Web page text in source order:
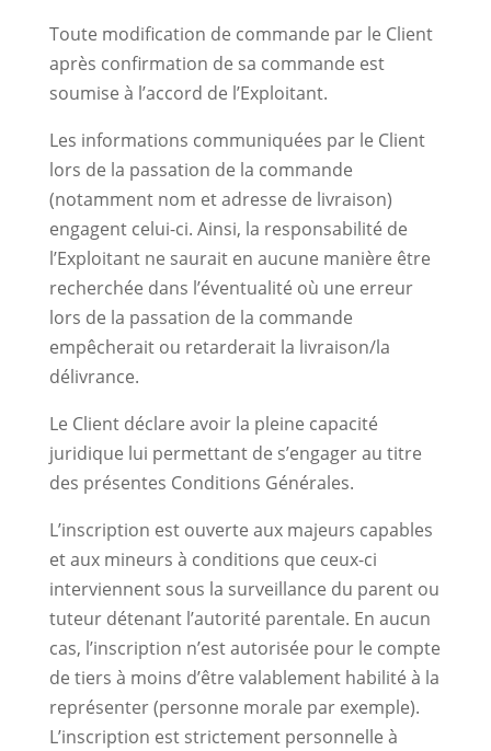
Toute modification de commande par le Client
après confirmation de sa commande est
soumise à l’accord de l’Exploitant.
Les informations communiquées par le Client
lors de la passation de la commande
(notamment nom et adresse de livraison)
engagent celui-ci. Ainsi, la responsabilité de
l’Exploitant ne saurait en aucune manière être
recherchée dans l’éventualité où une erreur
lors de la passation de la commande
empêcherait ou retarderait la livraison/la
délivrance.
Le Client déclare avoir la pleine capacité
juridique lui permettant de s’engager au titre
des présentes Conditions Générales.
L’inscription est ouverte aux majeurs capables
et aux mineurs à conditions que ceux-ci
interviennent sous la surveillance du parent ou
tuteur détenant l’autorité parentale. En aucun
cas, l’inscription n’est autorisée pour le compte
de tiers à moins d’être valablement habilité à la
représenter (personne morale par exemple).
L’inscription est strictement personnelle à